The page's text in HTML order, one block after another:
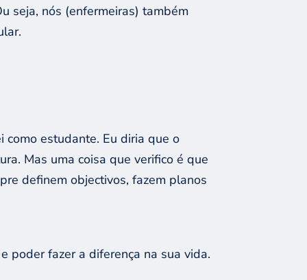
seja, nós (enfermeiras) também
estudante. Eu diria que o
Mas uma coisa que verifico é que
definem objectivos, fazem planos
poder fazer a diferença na sua vida.